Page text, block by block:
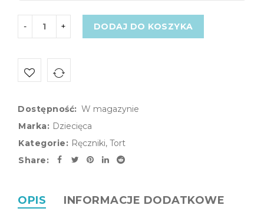
DODAJ DO KOSZYKA
Dostępność: W magazynie
Marka: Dziecięca
Kategorie: Ręczniki, Tort
Share:
OPIS
INFORMACJE DODATKOWE